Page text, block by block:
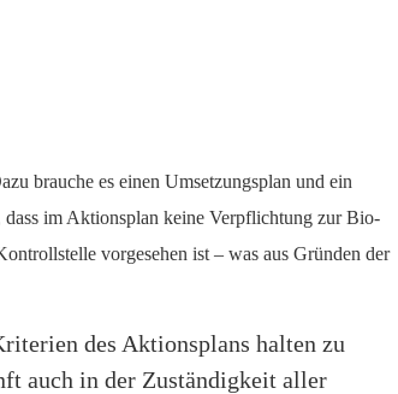
brauche es einen Umsetzungsplan und ein
im Aktionsplan keine Verpflichtung zur Bio-
vorgesehen ist – was aus Gründen der
des Aktionsplans halten zu
auch in der Zuständigkeit aller